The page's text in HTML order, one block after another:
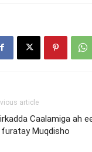
article
Caalamiga ah
Muqdisho